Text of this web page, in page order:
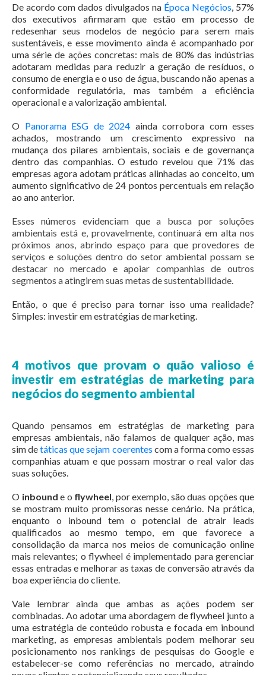
De acordo com dados divulgados na Época Negócios , 57%
dos executivos afirmaram que estão em processo de
redesenhar seus modelos de negócio para serem mais
sustentáveis, e esse movimento ainda é acompanhado por
uma série de ações concretas: mais de 80% das indústrias
adotaram medidas para reduzir a geração de resíduos, o
consumo de energia e o uso de água, buscando não apenas a
conformidade regulatória, mas também a eficiência
operacional e a valorização ambiental.
O Panorama ESG de 2024 ainda corrobora com esses
achados, mostrando um crescimento expressivo na
mudança dos pilares ambientais, sociais e de governança
dentro das companhias. O estudo revelou que 71% das
empresas agora adotam práticas alinhadas ao conceito, um
aumento significativo de 24 pontos percentuais em relação
ao ano anterior.
Esses números evidenciam que a busca por soluções
ambientais está e, provavelmente, continuará em alta nos
próximos anos, abrindo espaço para que provedores de
serviços e soluções dentro do setor ambiental possam se
destacar no mercado e apoiar companhias de outros
segmentos a atingirem suas metas de sustentabilidade.
Então, o que é preciso para tornar isso uma realidade?
Simples: investir em estratégias de marketing.
4 motivos que provam o quão valioso é
investir em estratégias de marketing para
negócios do segmento ambiental
Quando pensamos em estratégias de marketing para
empresas ambientais, não falamos de qualquer ação, mas
sim detáticas que sejam coerentes com a forma como essas
companhias atuam e que possam mostrar o real valor das
suas soluções.
O inbound e o flywheel , por exemplo, são duas opções que
se mostram muito promissoras nesse cenário. Na prática,
enquanto o inbound tem o potencial de atrair leads
qualificados ao mesmo tempo, em que favorece a
consolidação da marca nos meios de comunicação online
mais relevantes; o flywheel é implementado para gerenciar
essas entradas e melhorar as taxas de conversão através da
boa experiência do cliente.
Vale lembrar ainda que ambas as ações podem ser
combinadas. Ao adotar uma abordagem de flywheel junto a
uma estratégia de conteúdo robusta e focada em inbound
marketing, as empresas ambientais podem melhorar seu
posicionamento nos rankings de pesquisas do Google e
estabelecer-se como referências no mercado, atraindo